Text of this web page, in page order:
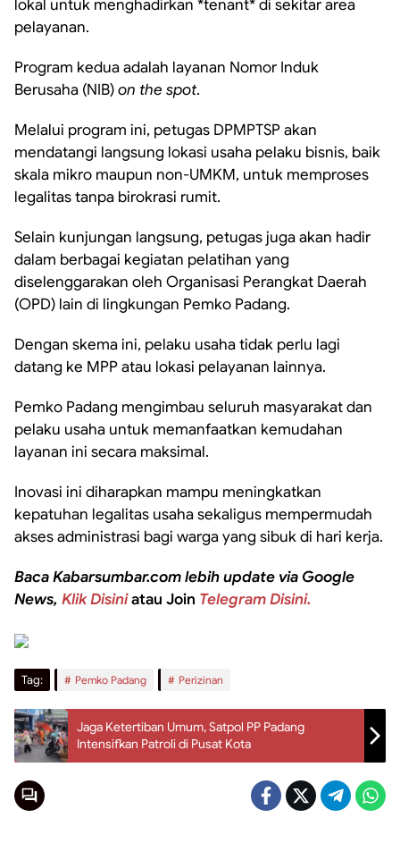
lokal untuk menghadirkan *tenant* di sekitar area
pelayanan.
Program kedua adalah layanan Nomor Induk
Berusaha (NIB)on the spot.
Melalui program ini, petugas DPMPTSP akan
mendatangi langsung lokasi usaha pelaku bisnis, baik
skala mikro maupun non-UMKM, untuk memproses
legalitas tanpa birokrasi rumit.
Selain kunjungan langsung, petugas juga akan hadir
dalam berbagai kegiatan pelatihan yang
diselenggarakan oleh Organisasi Perangkat Daerah
(OPD) lain di lingkungan Pemko Padang.
Dengan skema ini, pelaku usaha tidak perlu lagi
datang ke MPP atau lokasi pelayanan lainnya.
Pemko Padang mengimbau seluruh masyarakat dan
pelaku usaha untuk memanfaatkan kemudahan
layanan ini secara maksimal.
Inovasi ini diharapkan mampu meningkatkan
kepatuhan legalitas usaha sekaligus mempermudah
akses administrasi bagi warga yang sibuk di hari kerja.
Baca Kabarsumbar.com lebih update via Google
News, Klik Disiniatau Join Telegram Disini.
Tag: Pemko Padang Perizinan
Jaga Ketertiban Umum, Satpol PP Padang
Intensifkan Patroli di Pusat Kota